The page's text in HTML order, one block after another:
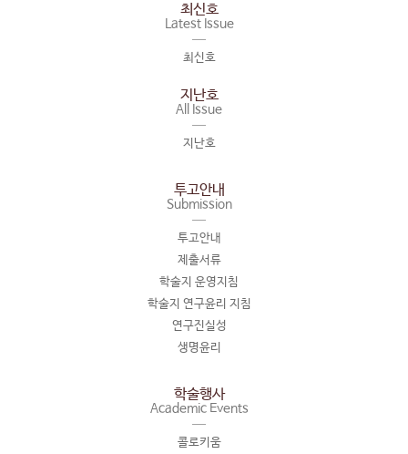
최신호
Latest Issue
최신호
지난호
All Issue
지난호
투고안내
Submission
투고안내
제출서류
학술지 운영지침
학술지 연구윤리 지침
연구진실성
생명윤리
학술행사
Academic Events
콜로키움